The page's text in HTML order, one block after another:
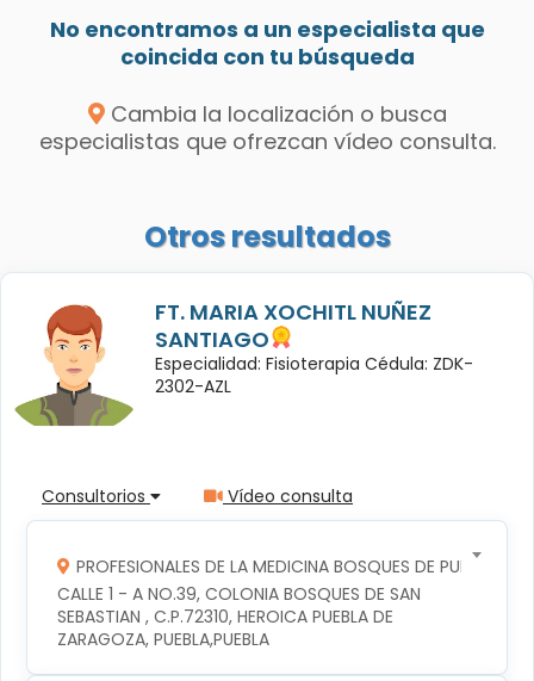
No encontramos a un especialista que
coincida con tu búsqueda
Cambia la localización o busca
especialistas que ofrezcan vídeo consulta.
Otros resultados
FT. MARIA XOCHITL NUÑEZ
SANTIAGO
Especialidad: Fisioterapia Cédula: ZDK-
2302-AZL
Consultorios Vídeo consulta
PROFESIONALES DE LA MEDICINA BOSQUES DE PUEBLA S
CALLE 1 - A NO.39, COLONIA BOSQUES DE SAN
SEBASTIAN , C.P.72310, HEROICA PUEBLA DE
ZARAGOZA, PUEBLA,PUEBLA